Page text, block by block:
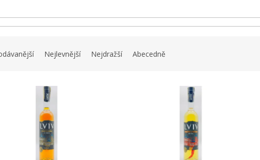
Nejlevnější Nejdražší Abecedně